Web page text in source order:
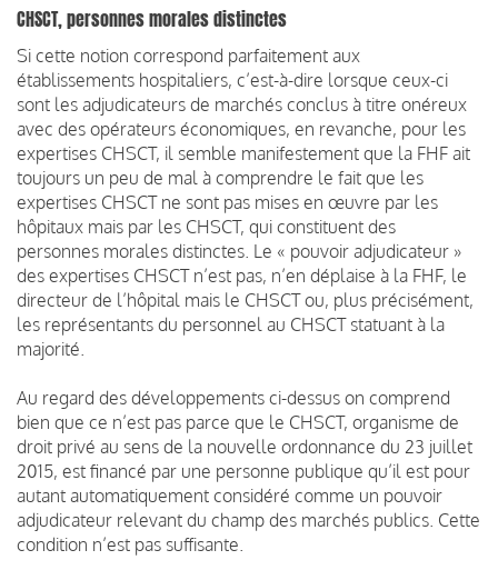
CHSCT, personnes morales distinctes
Si cette notion correspond parfaitement aux
établissements hospitaliers, c’est-à-dire lorsque ceux-ci
sont les adjudicateurs de marchés conclus à titre onéreux
avec des opérateurs économiques, en revanche, pour les
expertises CHSCT, il semble manifestement que la FHF ait
toujours un peu de mal à comprendre le fait que les
expertises CHSCT ne sont pas mises en œuvre par les
hôpitaux mais par les CHSCT, qui constituent des
personnes morales distinctes. Le « pouvoir adjudicateur »
des expertises CHSCT n’est pas, n’en déplaise à la FHF, le
directeur de l’hôpital mais le CHSCT ou, plus précisément,
les représentants du personnel au CHSCT statuant à la
majorité.
Au regard des développements ci-dessus on comprend
bien que ce n’est pas parce que le CHSCT, organisme de
droit privé au sens de la nouvelle ordonnance du 23 juillet
2015, est financé par une personne publique qu’il est pour
autant automatiquement considéré comme un pouvoir
adjudicateur relevant du champ des marchés publics. Cette
condition n’est pas suffisante.